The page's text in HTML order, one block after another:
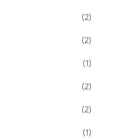
(2)
(2)
(1)
(2)
(2)
(1)